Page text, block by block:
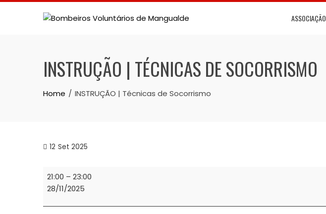
Skip
ASSOCIAÇÃO
INSTRUÇÃO | TÉCNICAS DE SOCORRISMO
Home INSTRUÇÃO | Técnicas de Socorrismo
12 Set 2025
INSTRUÇÃO
de
21:00 – 23:00
28/11/2025